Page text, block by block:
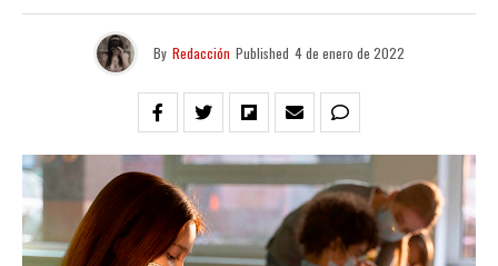
By Redacción Published 4 de enero de 2022